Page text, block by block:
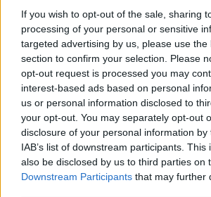
If you wish to opt-out of the sale, sharing
processing of your personal or sensitive
targeted advertising by us, please use the
section to confirm your selection. Please
opt-out request is processed you may
interest-based ads based on personal
us or personal information disclosed to
your opt-out. You may separately opt-out
disclosure of your personal information
IAB’s list of downstream participants.
also be disclosed by us to third parties on
Downstream Participants that may further
Plan twórców zakłada publikację
okresie od 3 maja do 6 lipca. W skład
programy edukacyjne, rozgrywkowe,
Ponadto w grę wchodzi również
najlepszych materiałów
członków społeczności, która
dedykowanym kanale na
Facebooku oraz na
prezentowanych treści odpowiadać
jak Adrian "hatchý" Widera,